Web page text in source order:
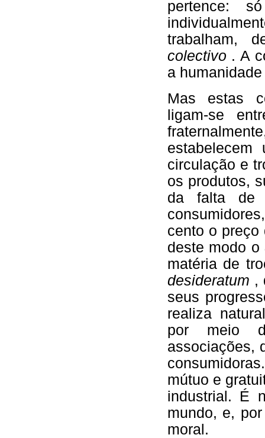
pertence:
trabalham,
colectivo . A
a
Mas estas
ligam-se
circulação e
os produtos,
da falta de
cento o preço
deste modo o
matéria de
desideratum ,
seus
realiza
por meio
associações,
mútuo e
industrial. É
mundo, e,
moral.